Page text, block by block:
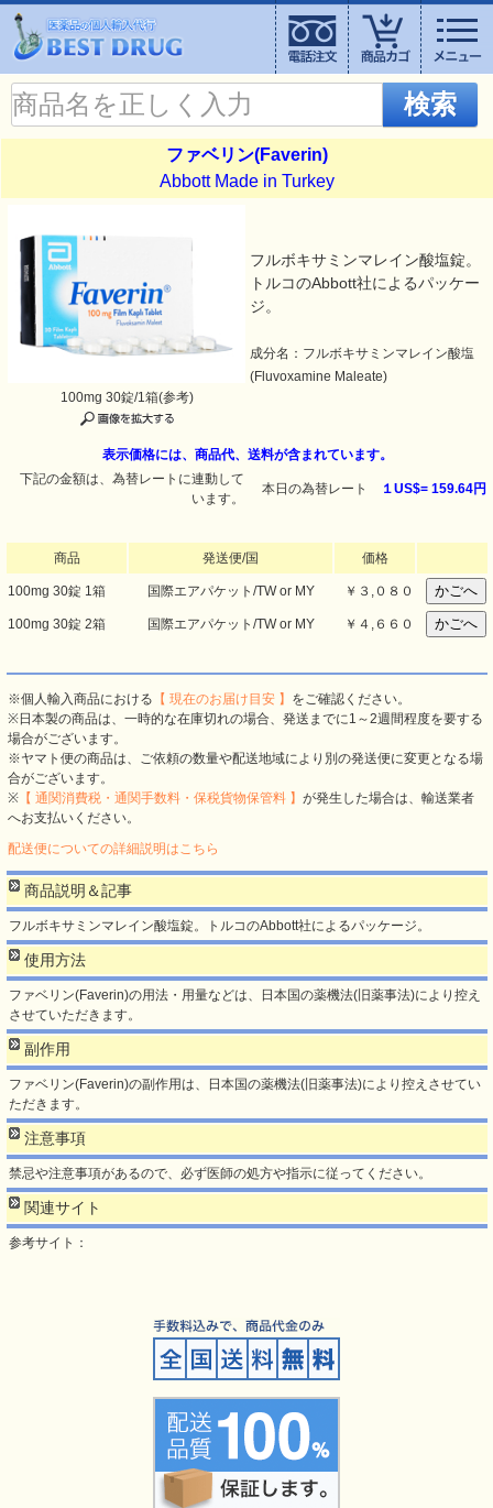
検索
ファベリン(Faverin)
Abbott Made in Turkey
フルボキサミンマレイン酸塩錠。
トルコのAbbott社によるパッケー
ジ。
成分名：フルボキサミンマレイン酸塩
(Fluvoxamine Maleate)
100mg 30錠/1箱(参考)
表示価格には、商品代、送料が含まれています。
下記の金額は、為替レートに連動して
います。
本日の為替レート １US$= 159.64円
商品 発送便/国 価格
100mg 30錠 1箱 国際エアパケット/TW or MY ￥ ３,０８０
100mg 30錠 2箱 国際エアパケット/TW or MY ￥ ４,６６０
※個人輸入商品における 【 現在のお届け目安 】 をご確認ください。
※日本製の商品は、一時的な在庫切れの場合、発送までに1～2週間程度を要する
場合がございます。
※ヤマト便の商品は、ご依頼の数量や配送地域により別の発送便に変更となる場
合がございます。
※ 【 通関消費税・通関手数料・保税貨物保管料 】 が発生した場合は、輸送業者
へお支払いください。
配送便についての詳細説明はこちら
商品説明＆記事
フルボキサミンマレイン酸塩錠。トルコのAbbott社によるパッケージ。
使用方法
ファベリン(Faverin)の用法・用量などは、日本国の薬機法(旧薬事法)により控え
させていただきます。
副作用
ファベリン(Faverin)の副作用は、日本国の薬機法(旧薬事法)により控えさせてい
ただきます。
注意事項
禁忌や注意事項があるので、必ず医師の処方や指示に従ってください。
関連サイト
参考サイト：